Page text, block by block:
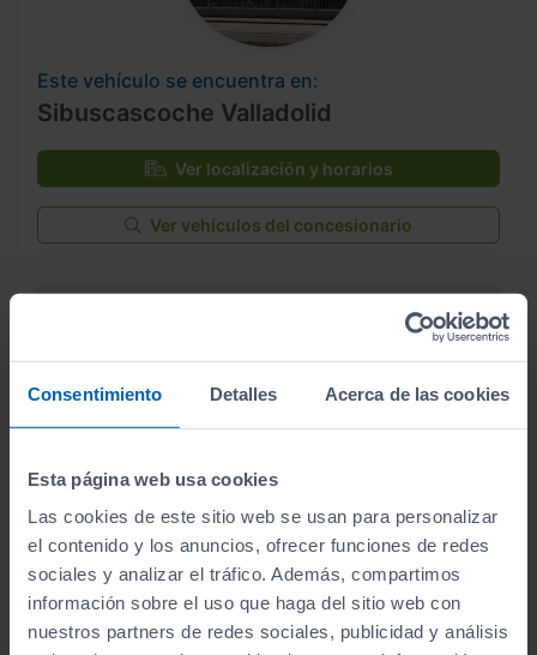
Consentimiento Detalles Acerca de las cookies
Esta página web usa cookies
Las cookies de este sitio web se usan para personalizar
el contenido y los anuncios, ofrecer funciones de redes
sociales y analizar el tráfico. Además, compartimos
información sobre el uso que haga del sitio web con
nuestros partners de redes sociales, publicidad y análisis
Este vehículo se encuentra en:
Sibuscascoche Valladolid
Ver localización y horarios
Ver vehículos del concesionario
¿Estás lejos o no puedes desplazarte?
Pruébalo en cualquiera de nuestras
instalaciones (
Ver instalaciones)
punto de la península. Consulta a nuestros
¿Por qué comprar en Sibuscascoche?